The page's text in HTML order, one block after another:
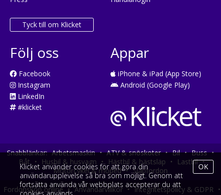
Tyck till om Klicket
Följ oss
Facebook
Instagram
LinkedIn
#klicket
Appar
iPhone & iPad (App Store)
Android (Google Play)
Snabblänkar: Arbetsmaskin • ATV & snöskoter • Bil • Buss •
Båt • Husbil & husvagn • Hästbil & hästsläp • Lastbil •
Motorcykel & moped • Släpfordon
Fordonsköp online • Användarvillkor • Integritetspolicy & GDPR •
Klicket använder cookies för att göra din
användarupplevelse så bra som möjligt. Genom att
fortsätta använda vår webbplats accepterar du att
OK